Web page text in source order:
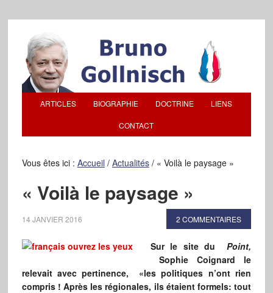
ARTICLES BIOGRAPHIE DOCTRINE LIENS
CONTACT
Vous êtes ici : Accueil / Actualités /« Voilà le paysage »
« Voilà le paysage »
14 JANVIER 2016 2 COMMENTAIRES
Sur le site du
Point,
Sophie Coignard le
relevait avec pertinence, «les politiques n’ont rien
compris ! Après les régionales, ils étaient formels: tout